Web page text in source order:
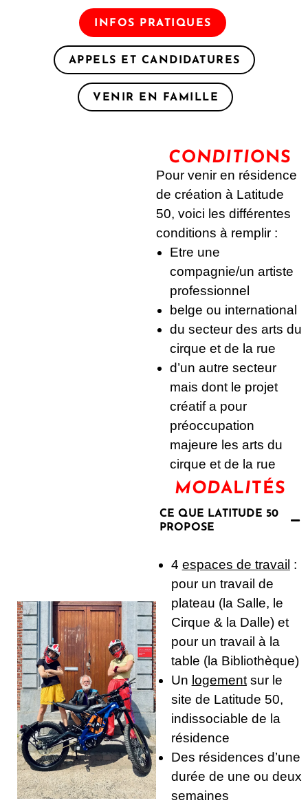
INFOS PRATIQUES
APPELS ET CANDIDATURES
VENIR EN FAMILLE
CONDITIONS
Pour venir en résidence
de création à Latitude
50, voici les différentes
conditions à remplir :
Etre une
compagnie/un artiste
professionnel
belge ou international
du secteur des arts du
cirque et de la rue
d’un autre secteur
mais dont le projet
créatif a pour
préoccupation
majeure les arts du
cirque et de la rue
MODALITÉS
CE QUE LATITUDE 50
PROPOSE
4 espaces de travail :
pour un travail de
plateau (la Salle, le
Cirque & la Dalle) et
pour un travail à la
table (la Bibliothèque)
Un logementsur le
site de Latitude 50,
indissociable de la
résidence
Des résidences d’une
durée de une ou deux
semaines